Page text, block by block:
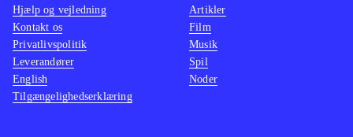
Hjælp og vejledning
Kontakt os
Privatlivspolitik
Leverandører
English
Tilgængelighedserklæring
Artikler
Film
Musik
Spil
Noder